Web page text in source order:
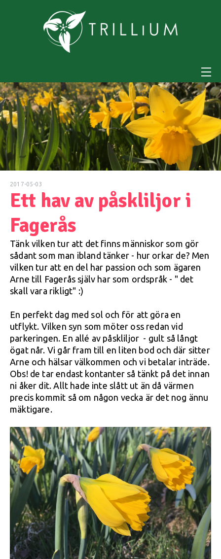
2017-05-03
Ett hav av påskliljor i
Fagerås
Tänk vilken tur att det finns människor som gör
sådant som man ibland tänker - hur orkar de? Men
vilken tur att en del har passion och som ägaren
Arne till Fagerås själv har som ordspråk - " det
skall vara rikligt" :)
En perfekt dag med sol och för att göra en
utflykt. Vilken syn som möter oss redan vid
parkeringen. En allé av påskliljor - gult så långt
ögat når. Vi går fram till en liten bod och där sitter
Arne och hälsar välkommen och vi betalar inträde.
Obs! de tar endast kontanter så tänkt på det innan
ni åker dit. Allt hade inte slått ut än då värmen
precis kommit så om någon vecka är det nog ännu
mäktigare.